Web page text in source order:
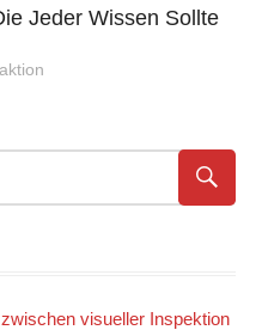
Jeder Wissen Sollte
visueller Inspektion